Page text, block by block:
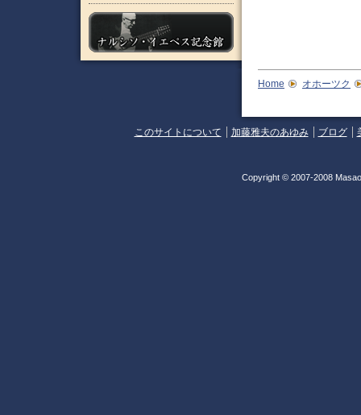
Home オホーツク
このサイトについて 加藤雅夫のあゆみ ブログ
Copyright © 2007-2008